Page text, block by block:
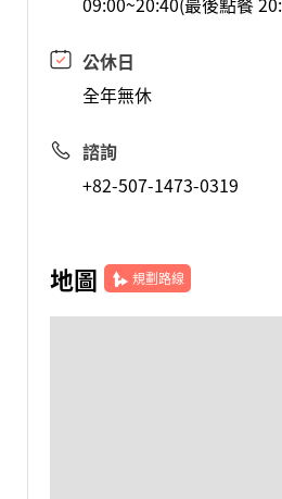
公休日
全年無休
諮詢
+82-507-1473-0319
地圖 規劃路線